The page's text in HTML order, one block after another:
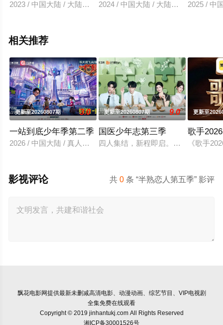
2023 / 中国大陆 / 大陆综艺 2024 / 中国大陆 / 大陆综艺 2025 / 中
相关推荐
更新至20260807期 3.0
一站到底少年季第二季
2026 / 中国大陆 / 真人秀,大陆综艺
更新至20260807期 9.0
国医少年志第三季
四人集结，新程即启。和陈妍希、
更新至
歌手2026
《歌手
共0 条 “半熟恋人第五季” 影评
影视评论
飘花电影网提供最新未删减高清电影、动漫动画、综艺节目、VIP电视剧
全集免费在线观看
Copyright © 2019 jinhantukj.com All Rights Reserved
湘ICP备30001526号